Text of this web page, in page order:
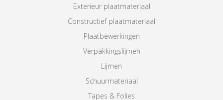
Exterieur plaatmateriaal
Constructief plaatmateriaal
Plaatbewerkingen
Verpakkingslijmen
Lijmen
Schuurmateriaal
Tapes & Folies